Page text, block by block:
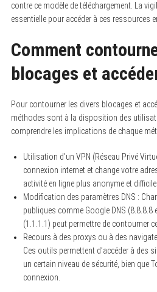
contre ce modèle de téléchargement. La
essentielle pour accéder à ces ressources
Comment
blocages et
Pour contourner les divers blocages et
méthodes sont à la disposition des
comprendre les implications de chaque
Utilisation d’un VPN (Réseau Privé
connexion internet et change votre
activité en ligne plus anonyme et difficile
Modification des paramètres DNS :
publiques comme Google DNS (8.8.8.8
(1.1.1.1) peut permettre de contourner
Recours à des proxys ou à des
Ces outils permettent d’accéder à des
un certain niveau de sécurité, bien que
connexion.